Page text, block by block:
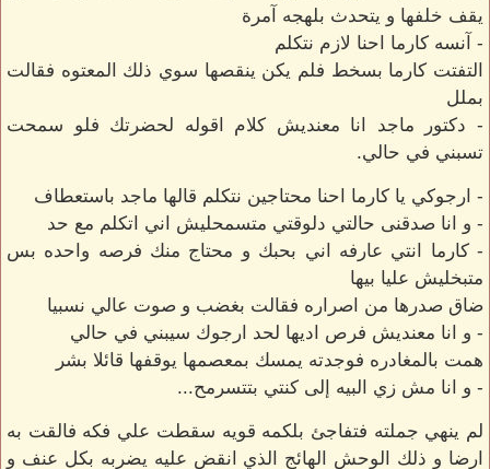
يقف خلفها و يتحدث بلهجه آمرة
- آنسه كارما احنا لازم نتكلم
التفتت كارما بسخط فلم يكن ينقصها سوي ذلك المعتوه فقالت
بملل
- دكتور ماجد انا معنديش كلام اقوله لحضرتك فلو سمحت
تسبني في حالي.
- ارجوكي يا كارما احنا محتاجين نتكلم قالها ماجد باستعطاف
- و انا صدقنى حالتي دلوقتي متسمحليش اني اتكلم مع حد
- كارما انتي عارفه اني بحبك و محتاج منك فرصه واحده بس
متبخليش عليا بيها
ضاق صدرها من اصراره فقالت بغضب و صوت عالي نسبيا
- و انا معنديش فرص اديها لحد ارجوك سيبني في حالي
همت بالمغادره فوجدته يمسك بمعصمها يوقفها قائلا بشر
- و انا مش زي البيه إلى كنتي بتتسرمح...
لم ينهي جملته فتفاجئ بلكمه قويه سقطت علي فكه فالقت به
ارضا و ذلك الوحش الهائج الذي انقض عليه يضربه بكل عنف و